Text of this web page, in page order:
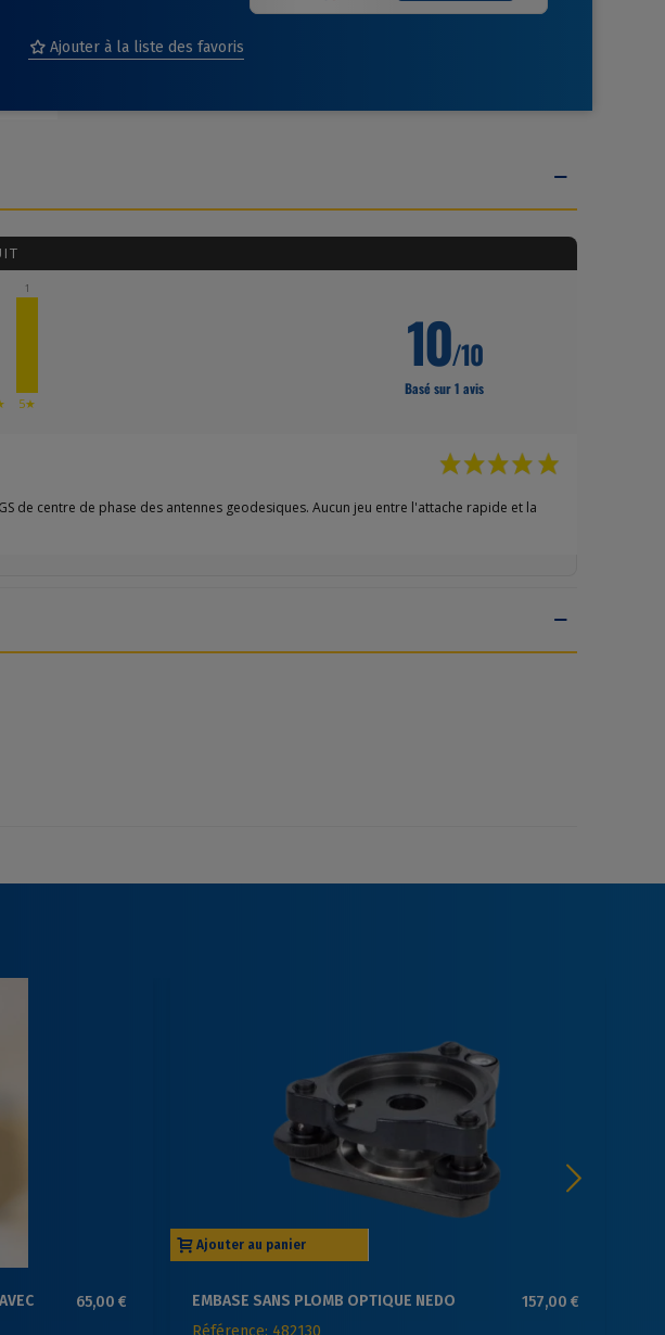
Ajouter à la liste des favoris
1
5★
10/10
Basé sur 1 avis
de centre de phase des antennes geodesiques. Aucun jeu entre l'attache rapide et la
65,00 €
Ajouter au panier
EMBASE SANS PLOMB OPTIQUE NEDO 157,00 €